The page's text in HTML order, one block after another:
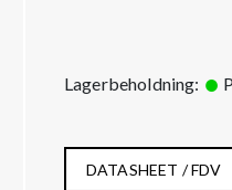
Lagerbeholdning:
DATASHEET / FDV